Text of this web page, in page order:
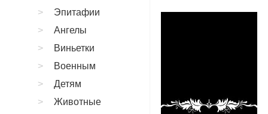
Эпитафии
Ангелы
Виньетки
Военным
Детям
Животные